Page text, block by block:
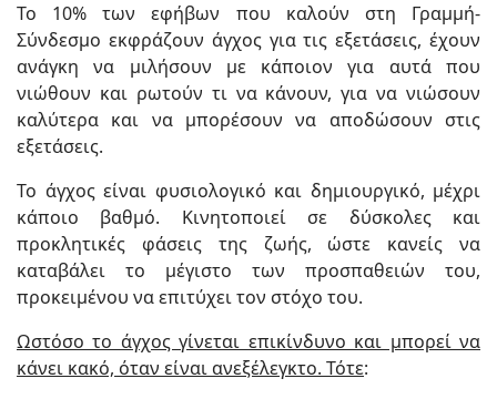
Το 10% των εφήβων που καλούν στη Γραμμή-
Σύνδεσμο εκφράζουν άγχος για τις εξετάσεις, έχουν
ανάγκη να μιλήσουν με κάποιον για αυτά που
νιώθουν και ρωτούν τι να κάνουν, για να νιώσουν
καλύτερα και να μπορέσουν να αποδώσουν στις
εξετάσεις.
Το άγχος είναι φυσιολογικό και δημιουργικό, μέχρι
κάποιο βαθμό. Κινητοποιεί σε δύσκολες και
προκλητικές φάσεις της ζωής, ώστε κανείς να
καταβάλει το μέγιστο των προσπαθειών του,
προκειμένου να επιτύχει τον στόχο του.
Ωστόσο το άγχος γίνεται επικίνδυνο και μπορεί να
κάνει κακό, όταν είναι ανεξέλεγκτο. Τότε: